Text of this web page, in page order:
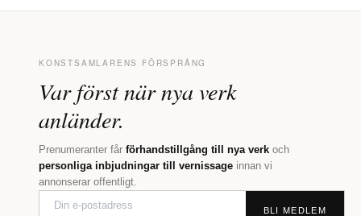
KONSTSAMLARENS FÖRSPRÅNG
Var först när nya verk
anländer.
Prenumeranter får förhandstillgång till nya verk och
personliga inbjudningar till vernissage innan vi
annonserar offentligt.
BLI MEDLEM